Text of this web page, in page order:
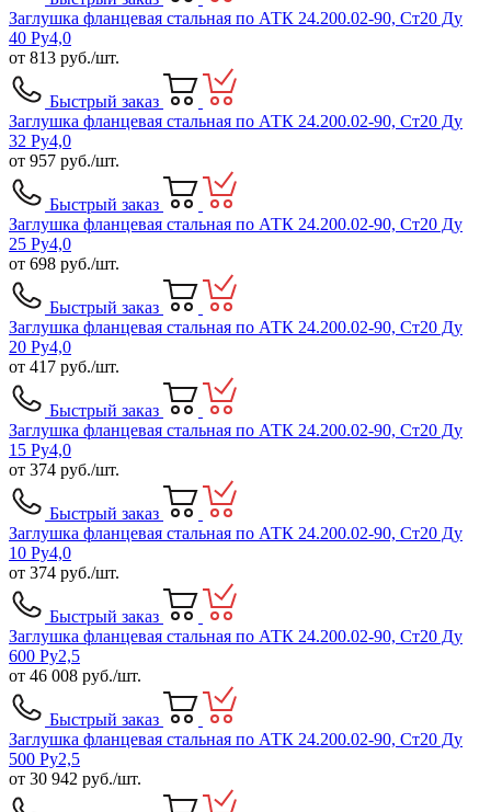
Заглушка фланцевая стальная по АТК 24.200.02-90, Ст20 Ду
40 Ру4,0
от 813 руб./шт.
Быстрый заказ
Заглушка фланцевая стальная по АТК 24.200.02-90, Ст20 Ду
32 Ру4,0
от 957 руб./шт.
Быстрый заказ
Заглушка фланцевая стальная по АТК 24.200.02-90, Ст20 Ду
25 Ру4,0
от 698 руб./шт.
Быстрый заказ
Заглушка фланцевая стальная по АТК 24.200.02-90, Ст20 Ду
20 Ру4,0
от 417 руб./шт.
Быстрый заказ
Заглушка фланцевая стальная по АТК 24.200.02-90, Ст20 Ду
15 Ру4,0
от 374 руб./шт.
Быстрый заказ
Заглушка фланцевая стальная по АТК 24.200.02-90, Ст20 Ду
10 Ру4,0
от 374 руб./шт.
Быстрый заказ
Заглушка фланцевая стальная по АТК 24.200.02-90, Ст20 Ду
600 Ру2,5
от 46 008 руб./шт.
Быстрый заказ
Заглушка фланцевая стальная по АТК 24.200.02-90, Ст20 Ду
500 Ру2,5
от 30 942 руб./шт.